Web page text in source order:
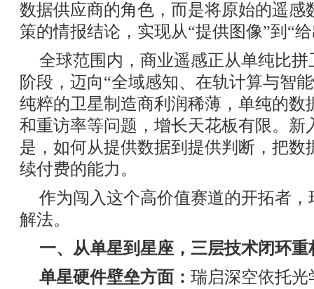
数据供应商的角色，而是将原始的遥感
策的情报结论，实现从“提供图像”到“
全球范围内，商业遥感正从单纯比
阶段，迈向“全域感知、在轨计算与智
纯粹的卫星制造商利润稀薄，单纯的数
和重访率等问题，增长天花板有限。新
是，如何从提供数据到提供判断，把数
续付费的能力。
作为闯入这个高价值赛道的开拓者
解法。
一、从单星到星座，三层技术闭环
单星硬件壁垒方面： 瑞启深空依托